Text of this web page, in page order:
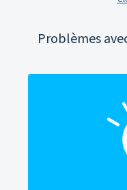
Problèmes